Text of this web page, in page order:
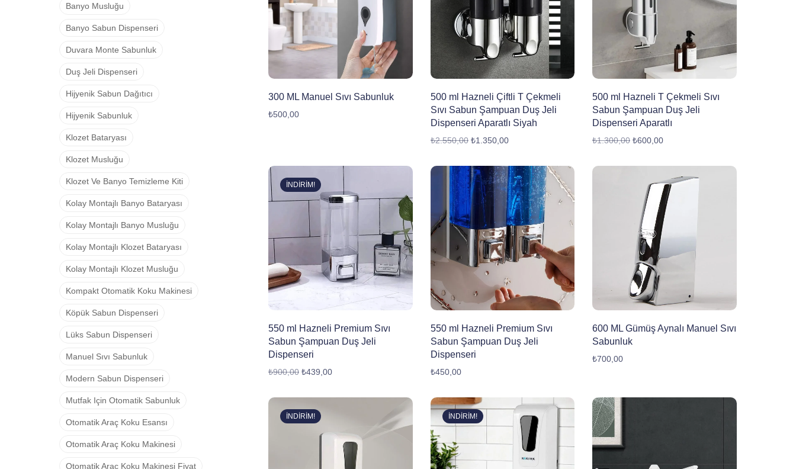
Banyo Musluğu
Banyo Sabun Dispenseri
Duvara Monte Sabunluk
Duş Jeli Dispenseri
Hijyenik Sabun Dağıtıcı
Hijyenik Sabunluk
Klozet Bataryası
Klozet Musluğu
Klozet Ve Banyo Temizleme Kiti
Kolay Montajlı Banyo Bataryası
Kolay Montajlı Banyo Musluğu
Kolay Montajlı Klozet Bataryası
Kolay Montajlı Klozet Musluğu
Kompakt Otomatik Koku Makinesi
Köpük Sabun Dispenseri
Lüks Sabun Dispenseri
Manuel Sıvı Sabunluk
Modern Sabun Dispenseri
Mutfak Için Otomatik Sabunluk
Otomatik Araç Koku Esansı
Otomatik Araç Koku Makinesi
Otomatik Araç Koku Makinesi Fiyat
300 ML Manuel Sıvı Sabunluk
₺500,00
500 ml Hazneli Çiftli T Çekmeli
Sıvı Sabun Şampuan Duş Jeli
Dispenseri Aparatlı Siyah
₺2.550,00 ₺1.350,00
500 ml Hazneli T Çekmeli Sıvı
Sabun Şampuan Duş Jeli
Dispenseri Aparatlı
₺1.300,00 ₺600,00
İNDIRIM!
550 ml Hazneli Premium Sıvı
Sabun Şampuan Duş Jeli
Dispenseri
₺900,00 ₺439,00
550 ml Hazneli Premium Sıvı
Sabun Şampuan Duş Jeli
Dispenseri
₺450,00
600 ML Gümüş Aynalı Manuel Sıvı
Sabunluk
₺700,00
İNDIRIM! İNDIRIM!